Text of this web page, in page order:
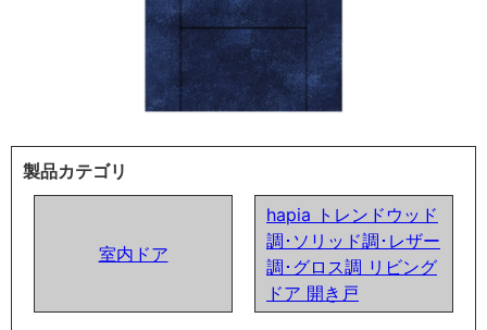
製品カテゴリ
室内ドア
hapia トレンドウッド
調･ソリッド調･レザー
調･グロス調 リビング
ドア 開き戸